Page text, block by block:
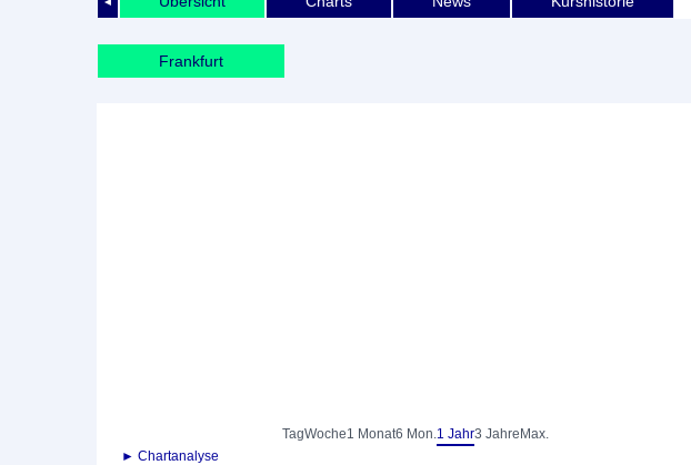
Frankfurt
TagWoche1 Monat6 Mon.1 Jahr3 Jahre Max.
► Chartanalyse